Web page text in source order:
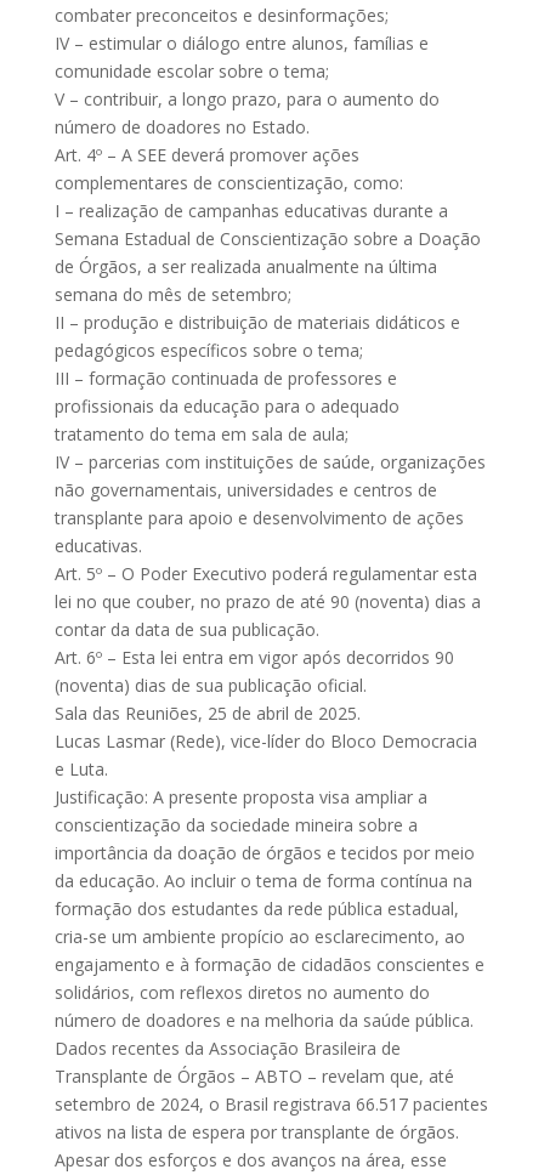
combater preconceitos e desinformações;
IV – estimular o diálogo entre alunos, famílias e
comunidade escolar sobre o tema;
V – contribuir, a longo prazo, para o aumento do
número de doadores no Estado.
Art. 4º – A SEE deverá promover ações
complementares de conscientização, como:
I – realização de campanhas educativas durante a
Semana Estadual de Conscientização sobre a Doação
de Órgãos, a ser realizada anualmente na última
semana do mês de setembro;
II – produção e distribuição de materiais didáticos e
pedagógicos específicos sobre o tema;
III – formação continuada de professores e
profissionais da educação para o adequado
tratamento do tema em sala de aula;
IV – parcerias com instituições de saúde, organizações
não governamentais, universidades e centros de
transplante para apoio e desenvolvimento de ações
educativas.
Art. 5º – O Poder Executivo poderá regulamentar esta
lei no que couber, no prazo de até 90 (noventa) dias a
contar da data de sua publicação.
Art. 6º – Esta lei entra em vigor após decorridos 90
(noventa) dias de sua publicação oficial.
Sala das Reuniões, 25 de abril de 2025.
Lucas Lasmar (Rede), vice-líder do Bloco Democracia
e Luta.
Justificação: A presente proposta visa ampliar a
conscientização da sociedade mineira sobre a
importância da doação de órgãos e tecidos por meio
da educação. Ao incluir o tema de forma contínua na
formação dos estudantes da rede pública estadual,
cria-se um ambiente propício ao esclarecimento, ao
engajamento e à formação de cidadãos conscientes e
solidários, com reflexos diretos no aumento do
número de doadores e na melhoria da saúde pública.
Dados recentes da Associação Brasileira de
Transplante de Órgãos – ABTO – revelam que, até
setembro de 2024, o Brasil registrava 66.517 pacientes
ativos na lista de espera por transplante de órgãos.
Apesar dos esforços e dos avanços na área, esse